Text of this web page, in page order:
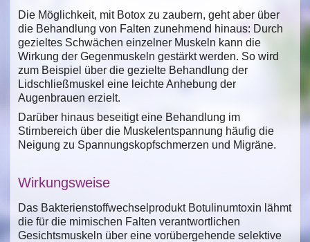
Die Möglichkeit, mit Botox zu zaubern, geht aber über
die Behandlung von Falten zunehmend hinaus: Durch
gezieltes Schwächen einzelner Muskeln kann die
Wirkung der Gegenmuskeln gestärkt werden. So wird
zum Beispiel über die gezielte Behandlung der
Lidschließmuskel eine leichte Anhebung der
Augenbrauen erzielt.
Darüber hinaus beseitigt eine Behandlung im
Stirnbereich über die Muskelentspannung häufig die
Neigung zu Spannungskopfschmerzen und Migräne.
Wirkungsweise
Das Bakterienstoffwechselprodukt Botulinumtoxin lähmt
die für die mimischen Falten verantwortlichen
Gesichtsmuskeln über eine vorübergehende selektive